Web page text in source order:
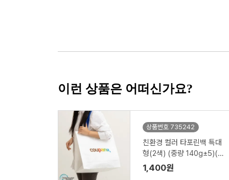
이런 상품은 어떠신가요?
상품번호 735242
친환경 컬러 타포린백 특대
형(2색) (중량 140g±5)(5
30x300x380mm)
1,400원